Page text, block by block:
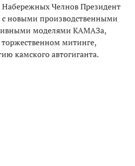
Челнов Президент
с новыми производственными
моделями КАМАЗа,
митинге,
камского автогиганта.